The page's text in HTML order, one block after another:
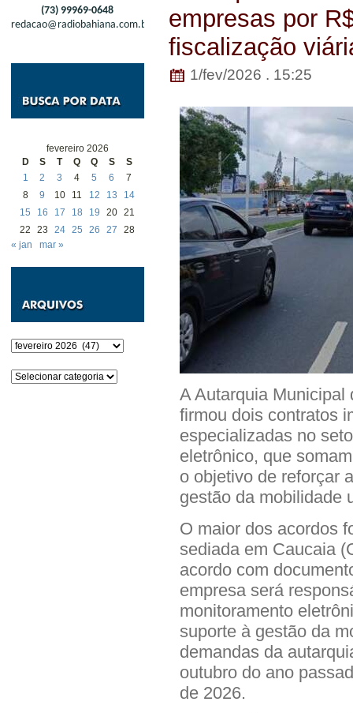
(73) 99969-0648
redacao@radiobahiana.com.br
fevereiro 2026
D
S T Q Q S
S
1
2 3 4 5 6
7
8
9 10 11 12 13
14
15
16 17 18 19 20 21
22
23 24 25 26 27
28
« jan
mar »
Arquivos
Categorias
empresas por
fiscalização
1/fev/2026 . 15:25
A Autarquia Municipal
firmou dois contratos
especializadas no
eletrônico, que
o objetivo de reforçar
gestão da mobilidade
O maior dos acordos
sediada em Caucaia
acordo com
empresa será
monitoramento
suporte à gestão da
demandas da
outubro do ano
de 2026.